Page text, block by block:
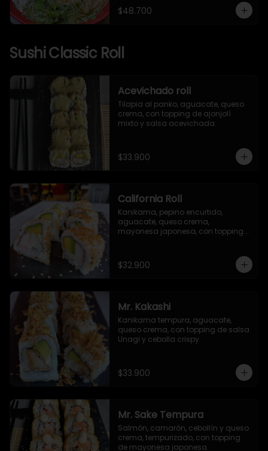
ajonjolí y alga nori.
$48.700
Sushi Classic Roll
Acevichado roll
Tilapia al panko, aguacate, queso
crema, con topping de ajonjolí
mixto y salsa acevichada.
$33.900
California Roll
Kanikama, pepino encurtido,
aguacate, queso crema,
mayonesa japonesa, con topping
$32.900
Mr. Kakashi
Kanikama tempura, aguacate,
queso crema, con topping de salsa
Unagi y cebolla crispy.
$33.900
Mr. Sake Tempura
Salmón, camarón, cebollín y queso
crema, tempurizado, con topping
de mayonesa japonesa.